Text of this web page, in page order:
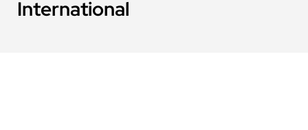
International